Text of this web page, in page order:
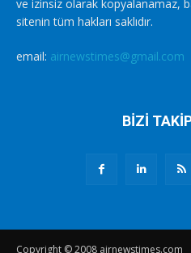
ve izinsiz olarak kopyalanamaz,
sitenin tüm hakları saklıdır.
email: airnewstimes@gmail.com
BİZİ
Copyright © 2008 airnewstimes.com